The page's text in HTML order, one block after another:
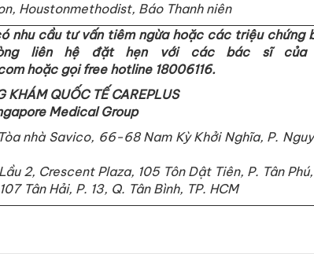
, Houstonmethodist, Báo Thanh niên
nhu cầu tư vấn tiêm ngừa hoặc các triệu chứng
liên hệ đặt hẹn với các bác sĩ của
hoặc gọi free hotline 18006116.
KHÁM QUỐC TẾ CAREPLUS
Medical Group
nhà Savico, 66-68 Nam Kỳ Khởi Nghĩa, P.
2, Crescent Plaza, 105 Tôn Dật Tiên, P. Tân
Tân Hải, P. 13, Q. Tân Bình, TP. HCM